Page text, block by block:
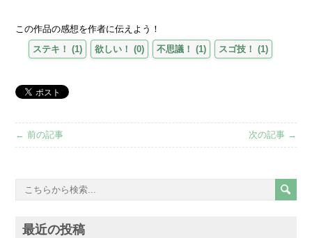
この作品の感想を作者に伝えよう！
ステキ！
(1) 欲しい！ (0) 不思議！ (1) スゴ技！ (1)
← 前の記事 次の記事 →
最近の投稿